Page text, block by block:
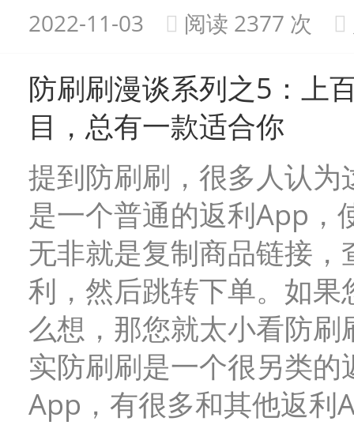
2022-11-03 阅读 2377 次
防刷刷漫谈系列之5：上
目，总有一款适合你
提到防刷刷，很多人认为
是一个普通的返利App，
无非就是复制商品链接，
利，然后跳转下单。如果
么想，那您就太小看防刷
实防刷刷是一个很另类的
App，有很多和其他返利